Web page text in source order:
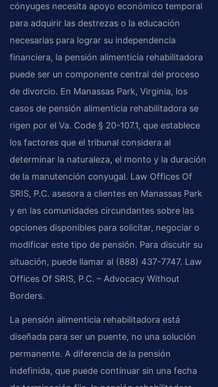
cónyuges necesita apoyo económico temporal
para adquirir las destrezas o la educación
necesarias para lograr su independencia
financiera, la pensión alimenticia rehabilitadora
puede ser un componente central del proceso
de divorcio. En Manassas Park, Virginia, los
casos de pensión alimenticia rehabilitadora se
rigen por el Va. Code § 20-107.1, que establece
los factores que el tribunal considera al
determinar la naturaleza, el monto y la duración
de la manutención conyugal. Law Offices Of
SRIS, P.C. asesora a clientes en Manassas Park
y en las comunidades circundantes sobre las
opciones disponibles para solicitar, negociar o
modificar este tipo de pensión. Para discutir su
situación, puede llamar al (888) 437-7747. Law
Offices Of SRIS, P.C. – Advocacy Without
Borders.
La pensión alimenticia rehabilitadora está
diseñada para ser un puente, no una solución
permanente. A diferencia de la pensión
indefinida, que puede continuar sin una fecha